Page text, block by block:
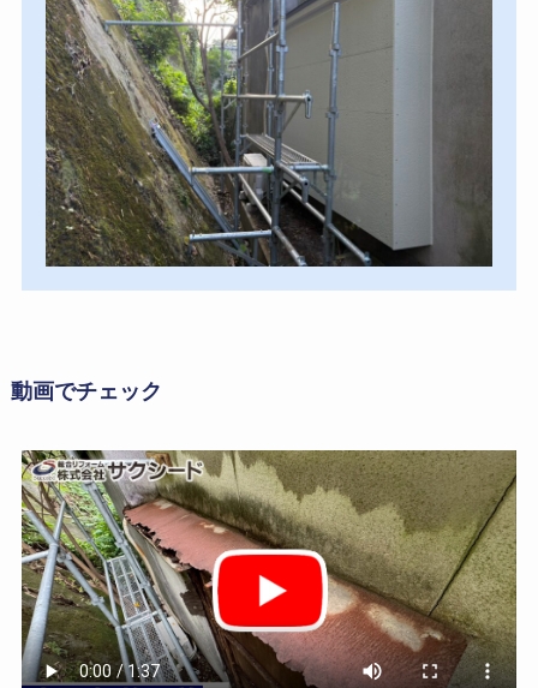
動画でチェック